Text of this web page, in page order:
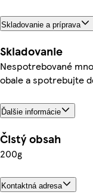
Skladovanie a príprava
Skladovanie
Nespotrebované
obale a spotrebujte
Ďalšie informácie
Čistý obsah
200g
Kontaktná adresa